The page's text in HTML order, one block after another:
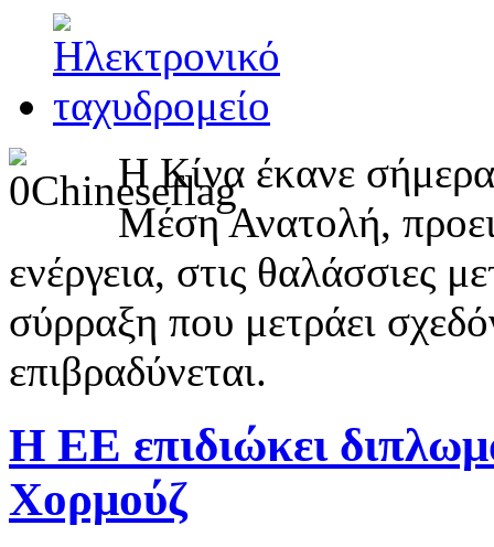
Η Κίνα έκανε
Μέση Ανατολή,
ενέργεια, στις θαλάσσιες
σύρραξη που μετράει
επιβραδύνεται.
Η ΕΕ επιδιώκει
Χορμούζ